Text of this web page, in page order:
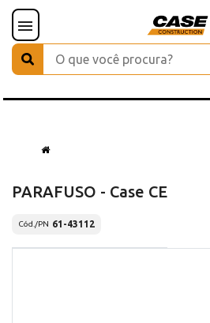
PARAFUSO - Case CE
Cód./PN 61-43112